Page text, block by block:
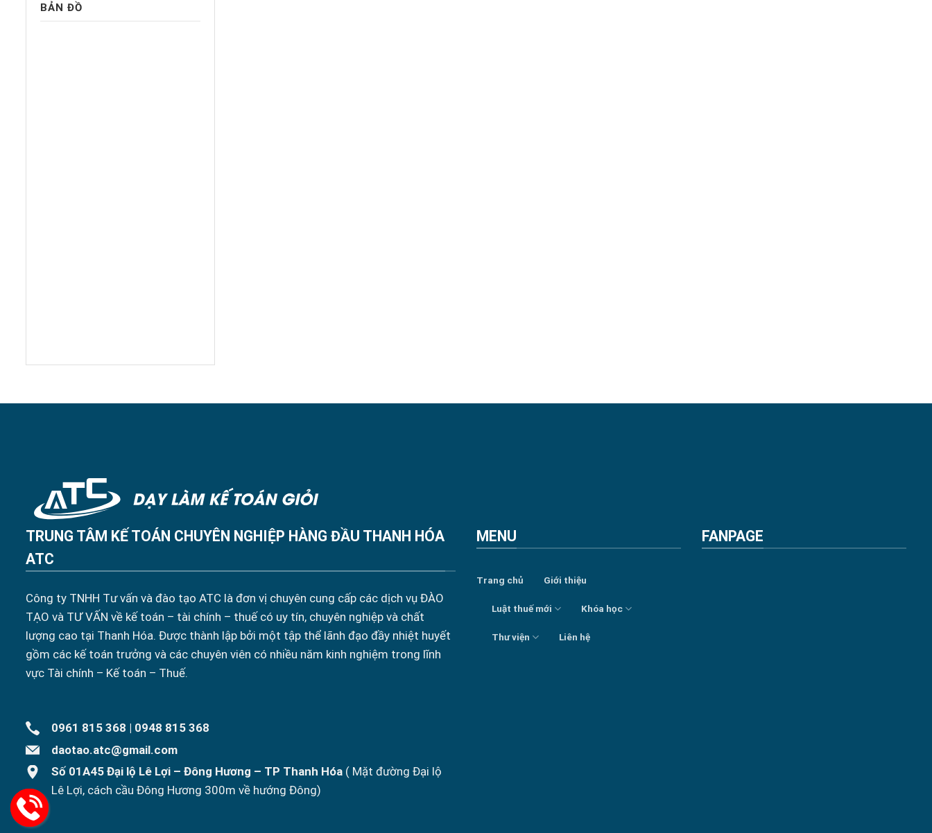
BẢN ĐỒ
TRUNG TÂM KẾ TOÁN CHUYÊN NGHIỆP HÀNG ĐẦU THANH HÓA
ATC
Công ty TNHH Tư vấn và đào tạo ATC là đơn vị chuyên cung cấp các dịch vụ ĐÀO
TẠO và TƯ VẤN về kế toán – tài chính – thuế có uy tín, chuyên nghiệp và chất
lượng cao tại Thanh Hóa. Được thành lập bởi một tập thể lãnh đạo đầy nhiệt huyết
gồm các kế toán trưởng và các chuyên viên có nhiều năm kinh nghiệm trong lĩnh
vực Tài chính – Kế toán – Thuế.
0961 815 368 | 0948 815 368
daotao.atc@gmail.com
Số 01A45 Đại lộ Lê Lợi – Đông Hương – TP Thanh Hóa ( Mặt đường Đại lộ
Lê Lợi, cách cầu Đông Hương 300m về hướng Đông)
MENU
Trang chủ Giới thiệu
Luật thuế mới Khóa học
Thư viện Liên hệ
FANPAGE